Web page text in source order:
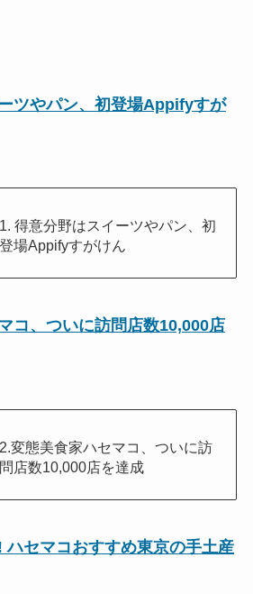
ツやパン、初登場Appifyすが
1. 得意分野はスイーツやパン、初
登場Appifyすがけん
コ、ついに訪問店数10,000店
2.変態美食家ハセマコ、ついに訪
問店数10,000店を達成
ハセマコおすすめ東京の手土産